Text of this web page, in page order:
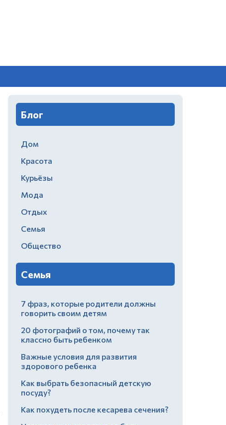
Блог
Дом
Красота
Курьёзы
Мода
Отдых
Семья
Общество
Семья
7 фраз, которые родители должны
говорить своим детям
20 фотографий о том, почему так
классно быть ребенком
Важные условия для развития
здорового ребенка
Как выбрать безопасный детскую
посуду?
Как похудеть после кесарева сечения?